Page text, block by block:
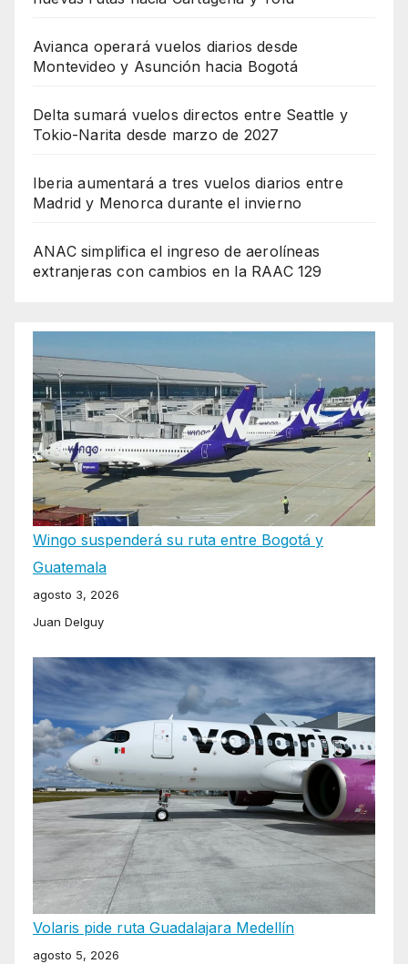
Avianca operará vuelos diarios desde
Montevideo y Asunción hacia Bogotá
Delta sumará vuelos directos entre Seattle y
Tokio-Narita desde marzo de 2027
Iberia aumentará a tres vuelos diarios entre
Madrid y Menorca durante el invierno
ANAC simplifica el ingreso de aerolíneas
extranjeras con cambios en la RAAC 129
Wingo suspenderá su ruta entre Bogotá y
Guatemala
agosto 3, 2026
Juan Delguy
Volaris pide ruta Guadalajara Medellín
agosto 5, 2026